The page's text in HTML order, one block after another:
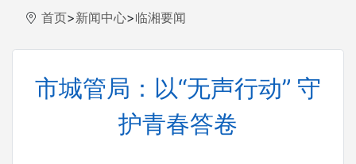
首页>新闻中心>临湘要闻
市城管局：以“无声行动” 守
护青春答卷